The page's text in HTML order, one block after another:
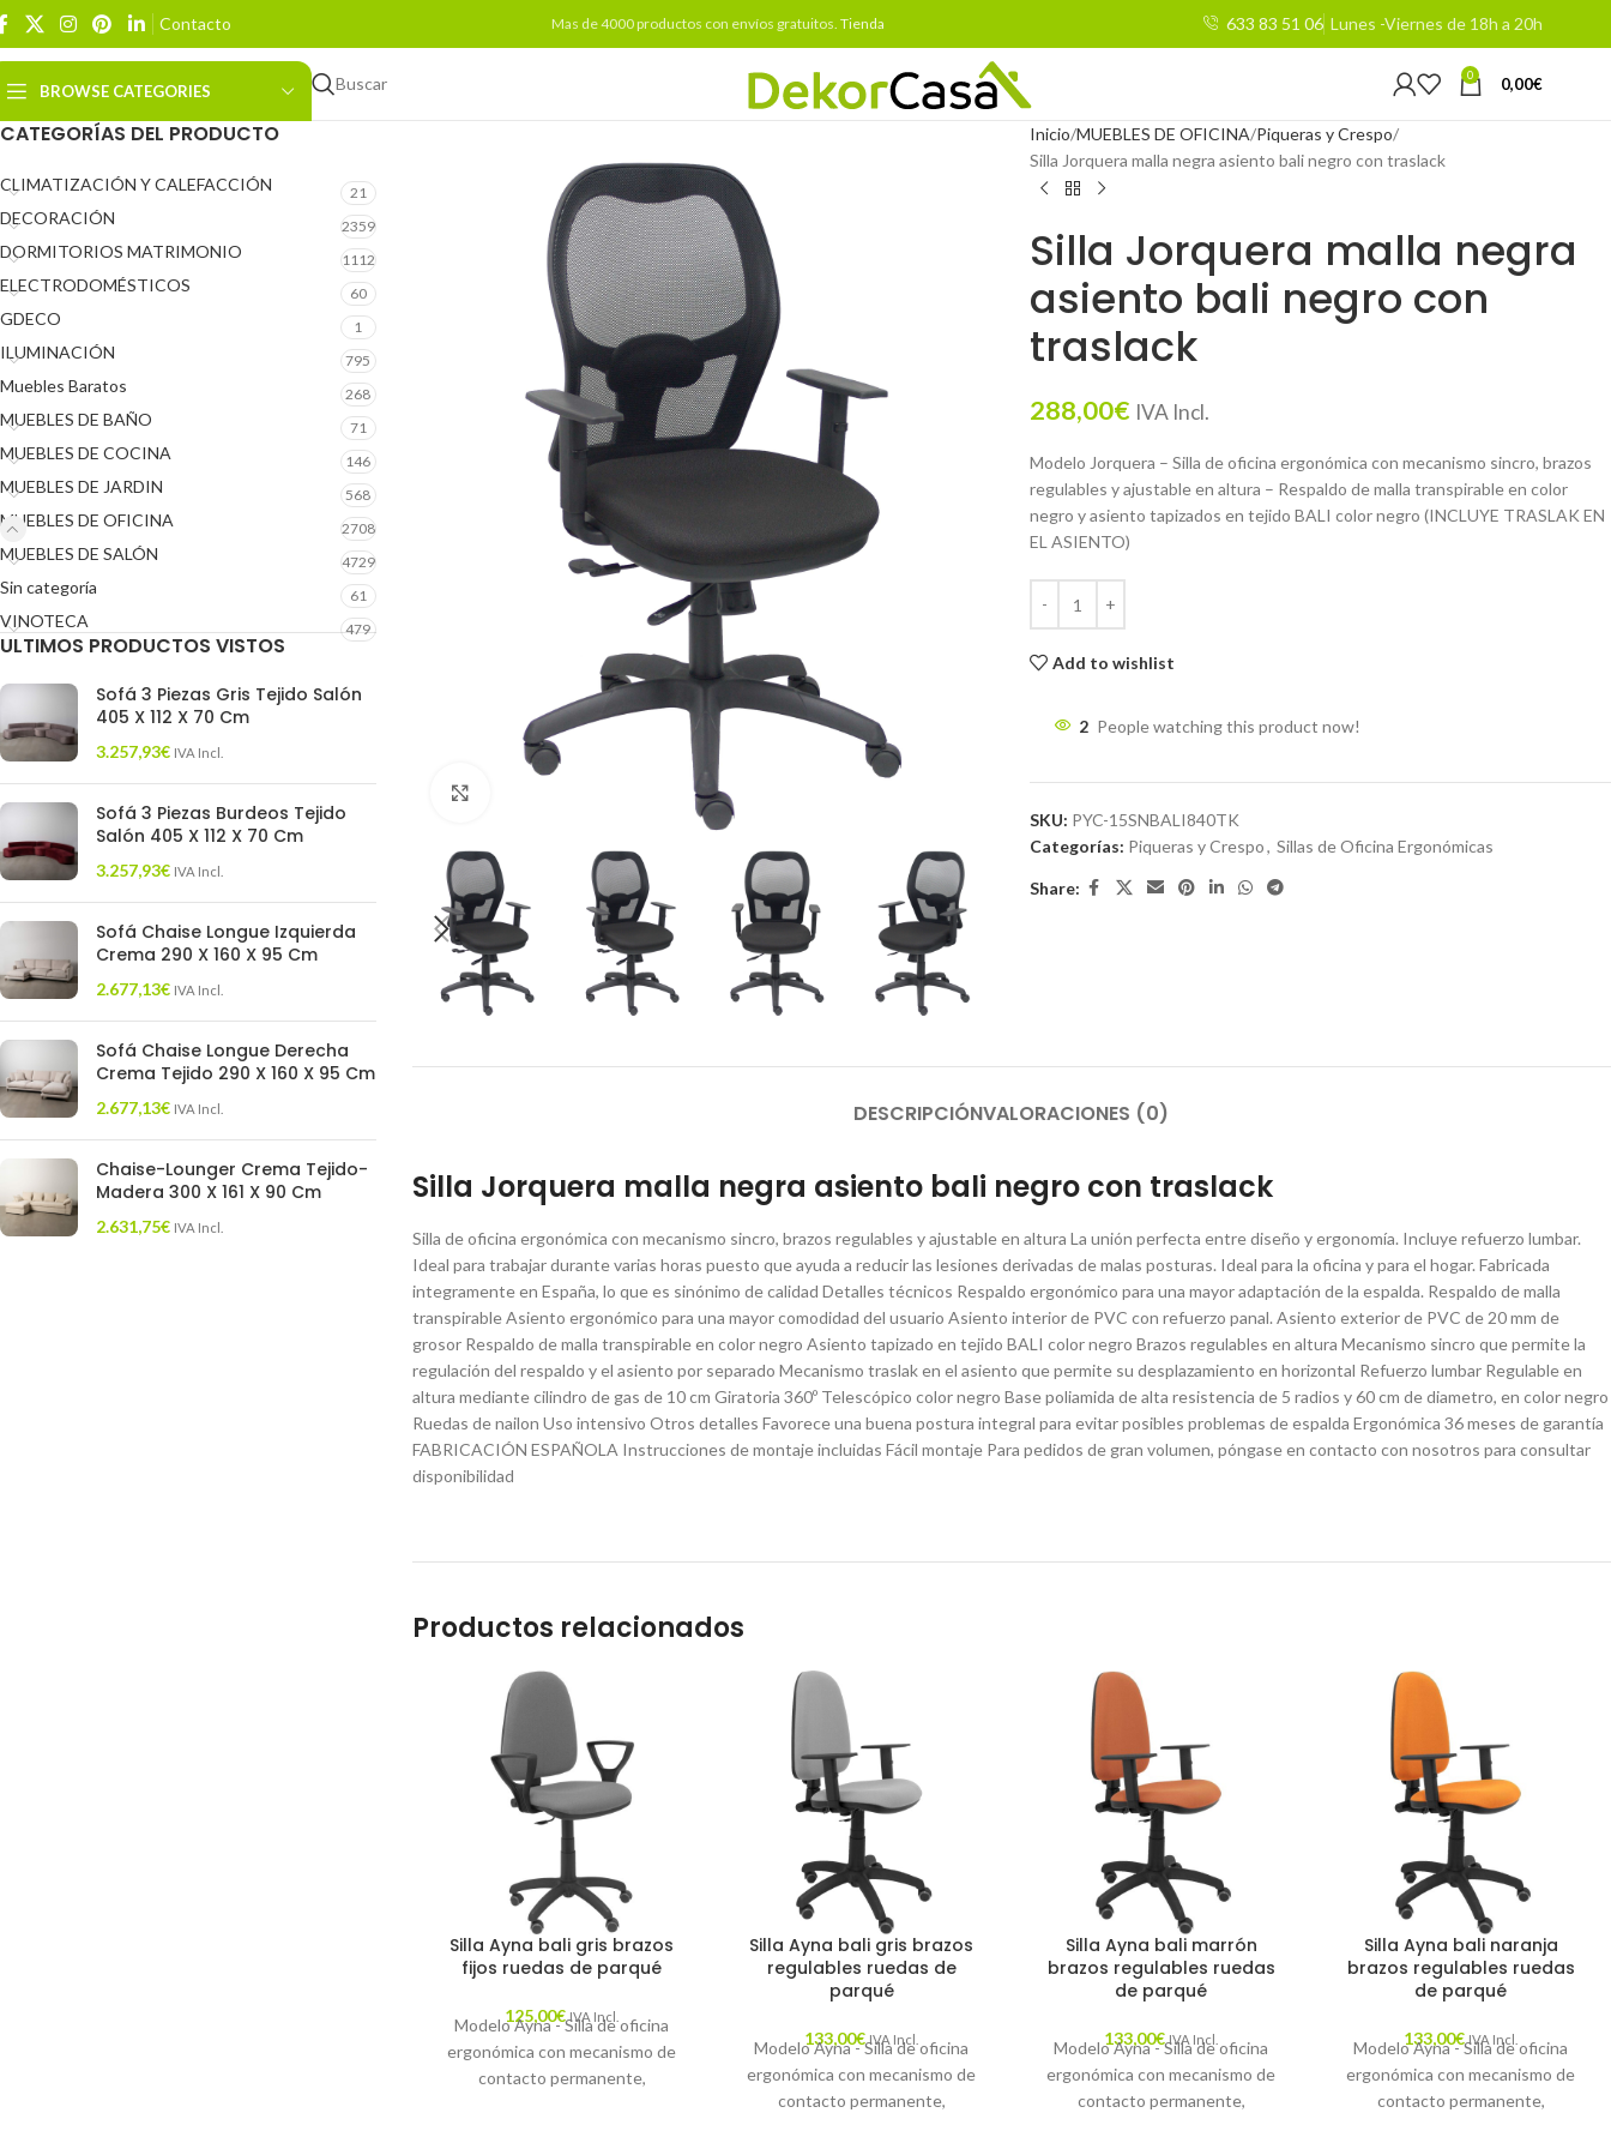
Contacto Mas de 4000 productos con envíos gratuitos. Tienda 633 83 51 06 Lunes -Viernes de 18h a 20h
BROWSE CATEGORIES Buscar 0 0,00€
CATEGORÍAS DEL PRODUCTO
CLIMATIZACIÓN Y CALEFACCIÓN 21
DECORACIÓN 2359
DORMITORIOS MATRIMONIO 1112
ELECTRODOMÉSTICOS 60
GDECO 1
ILUMINACIÓN 795
Muebles Baratos 268
MUEBLES DE BAÑO 71
MUEBLES DE COCINA 146
MUEBLES DE JARDIN 568
MUEBLES DE OFICINA 2708
MUEBLES DE SALÓN 4729
Sin categoría 61
VINOTECA 479
ULTIMOS PRODUCTOS VISTOS
Sofá 3 Piezas Gris Tejido Salón
405 X 112 X 70 Cm
3.257,93€ IVA Incl.
Sofá 3 Piezas Burdeos Tejido
Salón 405 X 112 X 70 Cm
3.257,93€ IVA Incl.
Sofá Chaise Longue Izquierda
Crema 290 X 160 X 95 Cm
2.677,13€ IVA Incl.
Sofá Chaise Longue Derecha
Crema Tejido 290 X 160 X 95 Cm
2.677,13€ IVA Incl.
Chaise-Lounger Crema Tejido-
Madera 300 X 161 X 90 Cm
2.631,75€ IVA Incl.
Inicio MUEBLES DE OFICINA Piqueras y Crespo
Silla Jorquera malla negra asiento bali negro con traslack
Silla Jorquera malla negra
asiento bali negro con
traslack
288,00€ IVA Incl.
Modelo Jorquera – Silla de oficina ergonómica con mecanismo sincro, brazos
regulables y ajustable en altura – Respaldo de malla transpirable en color
negro y asiento tapizados en tejido BALI color negro (INCLUYE TRASLAK EN
EL ASIENTO)
Add to wishlist
2 People watching this product now!
SKU: PYC-15SNBALI840TK
Categorías: Piqueras y Crespo, Sillas de Oficina Ergonómicas
Share:
DESCRIPCIÓNVALORACIONES (0)
Silla Jorquera malla negra asiento bali negro con traslack
Silla de oficina ergonómica con mecanismo sincro, brazos regulables y ajustable en altura La unión perfecta entre diseño y ergonomía. Incluye refuerzo lumbar.
Ideal para trabajar durante varias horas puesto que ayuda a reducir las lesiones derivadas de malas posturas. Ideal para la oficina y para el hogar. Fabricada
integramente en España, lo que es sinónimo de calidad Detalles técnicos Respaldo ergonómico para una mayor adaptación de la espalda. Respaldo de malla
transpirable Asiento ergonómico para una mayor comodidad del usuario Asiento interior de PVC con refuerzo panal. Asiento exterior de PVC de 20 mm de
grosor Respaldo de malla transpirable en color negro Asiento tapizado en tejido BALI color negro Brazos regulables en altura Mecanismo sincro que permite la
regulación del respaldo y el asiento por separado Mecanismo traslak en el asiento que permite su desplazamiento en horizontal Refuerzo lumbar Regulable en
altura mediante cilindro de gas de 10 cm Giratoria 360º Telescópico color negro Base poliamida de alta resistencia de 5 radios y 60 cm de diametro, en color negro
Ruedas de nailon Uso intensivo Otros detalles Favorece una buena postura integral para evitar posibles problemas de espalda Ergonómica 36 meses de garantía
FABRICACIÓN ESPAÑOLA Instrucciones de montaje incluidas Fácil montaje Para pedidos de gran volumen, póngase en contacto con nosotros para consultar
disponibilidad
Productos relacionados
Silla Ayna bali gris brazos
fijos ruedas de parqué
125,00€ IVA Incl.
Modelo Ayna - Silla de oficina
ergonómica con mecanismo de
contacto permanente,
Silla Ayna bali gris brazos
regulables ruedas de
parqué
133,00€ IVA Incl.
Modelo Ayna - Silla de oficina
ergonómica con mecanismo de
contacto permanente,
Silla Ayna bali marrón
brazos regulables ruedas
de parqué
133,00€ IVA Incl.
Modelo Ayna - Silla de oficina
ergonómica con mecanismo de
contacto permanente,
Silla Ayna bali naranja
brazos regulables ruedas
de parqué
133,00€ IVA Incl.
Modelo Ayna - Silla de oficina
ergonómica con mecanismo de
contacto permanente,